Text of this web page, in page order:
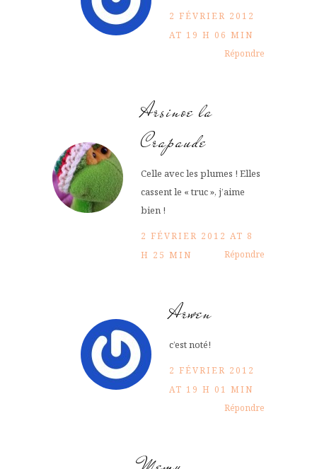
2 FÉVRIER 2012
AT 19 H 06 MIN
Répondre
Arsinoe la
Crapaude
Celle avec les plumes ! Elles
cassent le « truc », j’aime
bien !
2 FÉVRIER 2012 AT 8
H 25 MIN
Répondre
Arwen
c’est noté!
2 FÉVRIER 2012
AT 19 H 01 MIN
Répondre